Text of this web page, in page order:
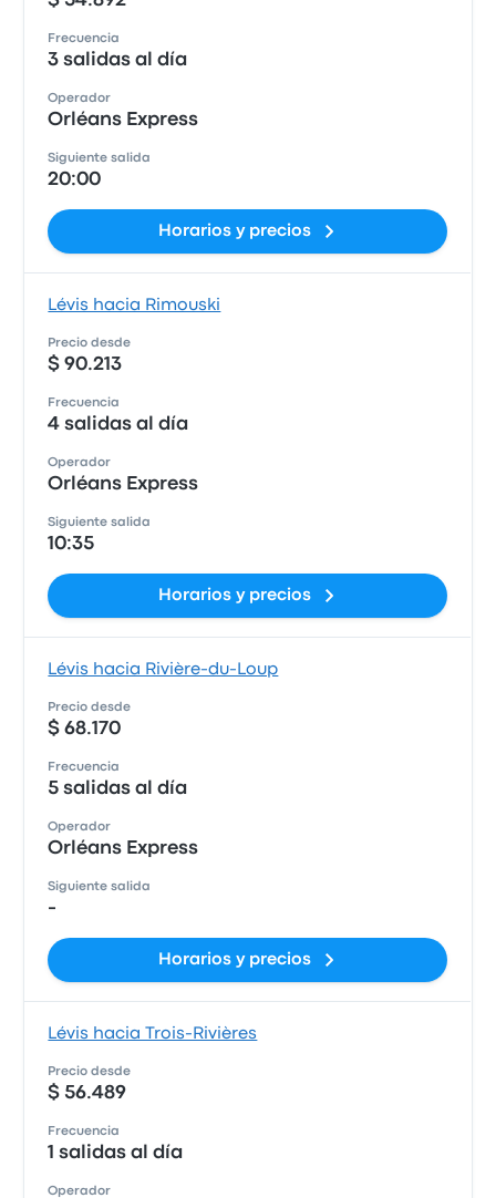
Frecuencia
3 salidas al día
Operador
Orléans Express
Siguiente salida
20:00
Horarios y precios
Lévis hacia Rimouski
Precio desde
$ 90.213
Frecuencia
4 salidas al día
Operador
Orléans Express
Siguiente salida
10:35
Horarios y precios
Lévis hacia Rivière-du-Loup
Precio desde
$ 68.170
Frecuencia
5 salidas al día
Operador
Orléans Express
Siguiente salida
-
Horarios y precios
Lévis hacia Trois-Rivières
Precio desde
$ 56.489
Frecuencia
1 salidas al día
Operador